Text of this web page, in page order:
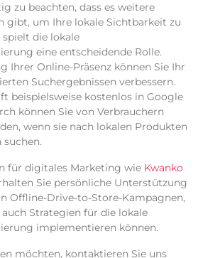
zu beachten, dass es weitere
gibt, um Ihre lokale Sichtbarkeit zu
die lokale
eine entscheidende Rolle.
Ihrer Online-Präsenz können Sie Ihr
Suchergebnissen verbessern.
beispielsweise kostenlos in Google
können Sie von Verbrauchern
wenn sie nach lokalen Produkten
für digitales Marketing wie Kwanko
Sie persönliche Unterstützung
Offline-Drive-to-Store-Kampagnen,
Strategien für die lokale
implementieren können.
möchten, kontaktieren Sie uns